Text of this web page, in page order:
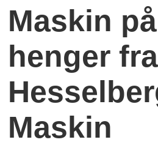
Maskin på
henger fra
Maskin